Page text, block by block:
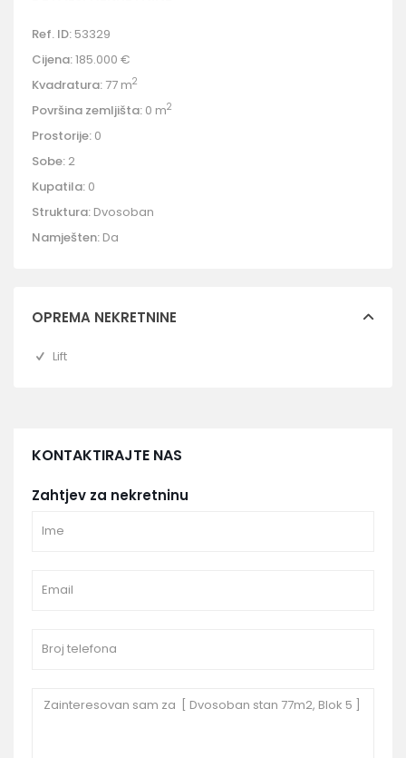
Ref. ID: 53329
Cijena:185.000 €
Kvadratura: 77 m2
Površina zemljišta: 0 m2
Prostorije: 0
Sobe: 2
Kupatila: 0
Struktura: Dvosoban
Namješten: Da
OPREMA NEKRETNINE
Lift
KONTAKTIRAJTE NAS
Zahtjev za nekretninu